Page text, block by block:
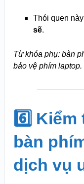
Thói quen
sẽ.
Từ khóa phụ: bàn
bảo vệ phím laptop.
6️⃣
bàn
dịch vụ